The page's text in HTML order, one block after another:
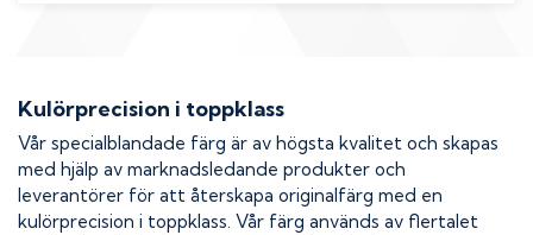
Kulörprecision i toppklass
Vår specialblandade färg är av högsta kvalitet och skapas
med hjälp av marknadsledande produkter och
leverantörer för att återskapa originalfärg med en
kulörprecision i toppklass. Vår färg används av flertalet